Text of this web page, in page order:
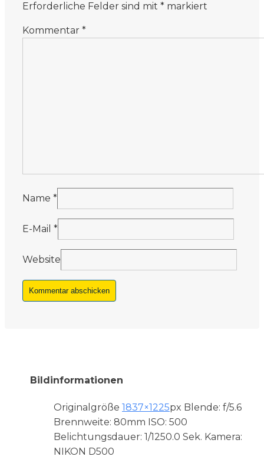
Erforderliche Felder sind mit * markiert
Kommentar *
Name *
E-Mail *
Website
Bildinformationen
Originalgröße 1837×1225px Blende: f/5.6
Brennweite: 80mm ISO: 500
Belichtungsdauer: 1/1250.0 Sek. Kamera:
NIKON D500